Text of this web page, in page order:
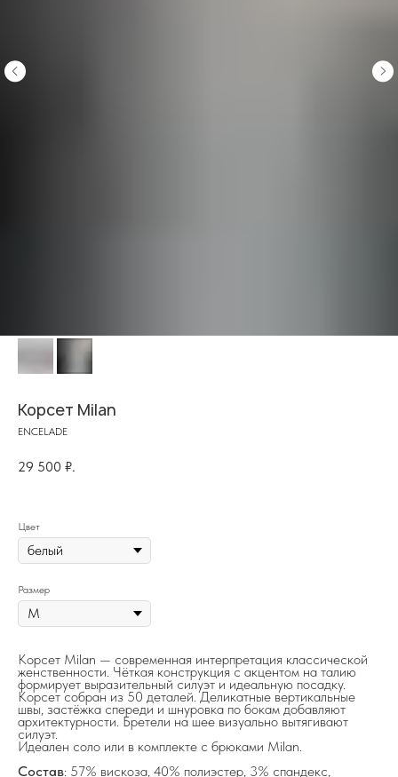
Корсет Milan
ENCELADE
29 500 ₽.
Размер
Цвет
Корсет Milan — современная интерпретация классической
женственности. Чёткая конструкция с акцентом на талию
формирует выразительный силуэт и идеальную посадку.
Корсет собран из 50 деталей. Деликатные вертикальные
швы, застёжка спереди и шнуровка по бокам добавляют
архитектурности. Бретели на шее визуально вытягивают
силуэт.
Идеален соло или в комплекте с брюками Milan.
Состав: 57% вискоза, 40% полиэстер, 3% спандекс,
Разделы сайта
на главную
info@frwl.store
+7 919 690-30-30